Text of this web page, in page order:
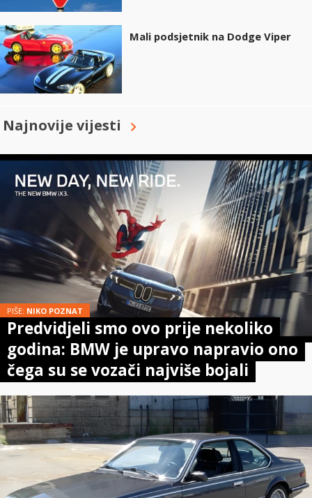
Mali podsjetnik na Dodge Viper
Najnovije vijesti
PIŠE: NIKO POZNAT
Predvidjeli smo ovo prije nekoliko
godina: BMW je upravo napravio ono
čega su se vozači najviše bojali